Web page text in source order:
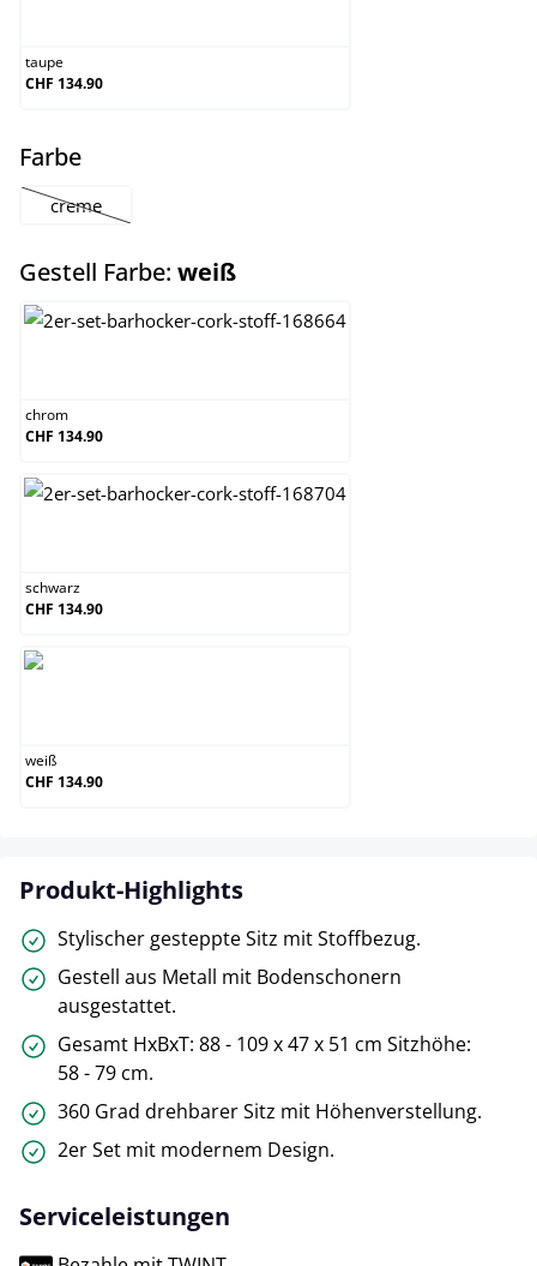
taupe
CHF 134.90
Farbeauswählen
creme
(Diese Option ist zurzeit nicht verfügbar.)
Gestell Farbe: weißauswählen
chrom
CHF 134.90
schwarz
CHF 134.90
weiß
CHF 134.90
Produkt-Highlights
Stylischer gesteppte Sitz mit Stoffbezug.
Gestell aus Metall mit Bodenschonern
ausgestattet.
Gesamt HxBxT: 88 - 109 x 47 x 51 cm Sitzhöhe:
58 - 79 cm.
360 Grad drehbarer Sitz mit Höhenverstellung.
2er Set mit modernem Design.
Serviceleistungen